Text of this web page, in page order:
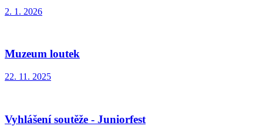
2. 1. 2026
Muzeum loutek
22. 11. 2025
Vyhlášení soutěže - Juniorfest